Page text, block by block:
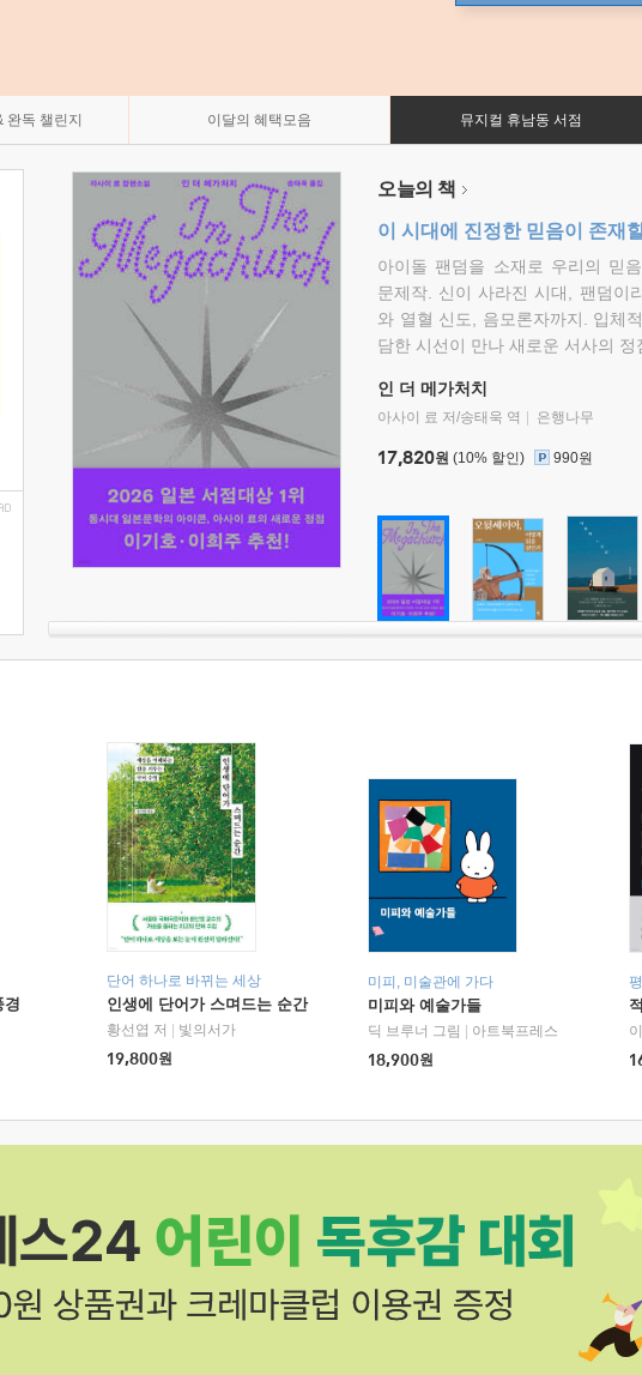
완독 챌린지 이달의 혜택모음 뮤지컬 휴남동 서점
오늘의 책
이 시대에 진정한 믿음이 존재
아이돌 팬덤을 소재로 우리의 믿
문제작. 신이 사라진 시대, 팬덤이
와 열혈 신도, 음모론자까지. 입체
담한 시선이 만나 새로운 서사의 정
인 더 메가처치
아사이 료 저/송태욱 역 은행나무
17,820원 (10% 할인) 990원
경
단어 하나로 바뀌는 세상
인생에 단어가 스며드는 순간
황선엽 저
빛의서가
19,800원
미피, 미술관에 가다
미피와 예술가들
딕 브루너 그림
아트북프레스
18,900원